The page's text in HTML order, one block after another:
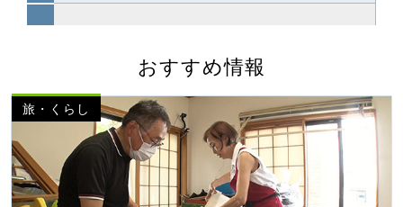
おすすめ情報
旅・くらし